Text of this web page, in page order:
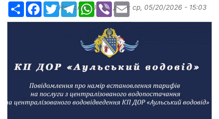
РесурсFacebook
TwitterTelegramWhatsApp
ViberEmail
Надіслав:ilona, дата: ср, 05/20/2026 - 15:03